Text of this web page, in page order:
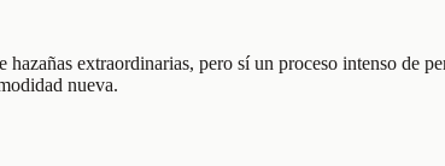
extraordinarias, pero sí un proceso intenso de
nueva.